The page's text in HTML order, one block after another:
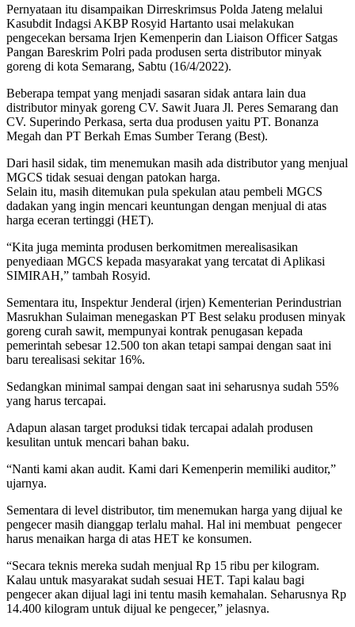
Pernyataan itu disampaikan Dirreskrimsus Polda Jateng melalui
Kasubdit Indagsi AKBP Rosyid Hartanto usai melakukan
pengecekan bersama Irjen Kemenperin dan Liaison Officer Satgas
Pangan Bareskrim Polri pada produsen serta distributor minyak
goreng di kota Semarang, Sabtu (16/4/2022).
Beberapa tempat yang menjadi sasaran sidak antara lain dua
distributor minyak goreng CV. Sawit Juara Jl. Peres Semarang dan
CV. Superindo Perkasa, serta dua produsen yaitu PT. Bonanza
Megah dan PT Berkah Emas Sumber Terang (Best).
Dari hasil sidak, tim menemukan masih ada distributor yang menjual
MGCS tidak sesuai dengan patokan harga.
Selain itu, masih ditemukan pula spekulan atau pembeli MGCS
dadakan yang ingin mencari keuntungan dengan menjual di atas
harga eceran tertinggi (HET).
“Kita juga meminta produsen berkomitmen merealisasikan
penyediaan MGCS kepada masyarakat yang tercatat di Aplikasi
SIMIRAH,” tambah Rosyid.
Sementara itu, Inspektur Jenderal (irjen) Kementerian Perindustrian
Masrukhan Sulaiman menegaskan PT Best selaku produsen minyak
goreng curah sawit, mempunyai kontrak penugasan kepada
pemerintah sebesar 12.500 ton akan tetapi sampai dengan saat ini
baru terealisasi sekitar 16%.
Sedangkan minimal sampai dengan saat ini seharusnya sudah 55%
yang harus tercapai.
Adapun alasan target produksi tidak tercapai adalah produsen
kesulitan untuk mencari bahan baku.
“Nanti kami akan audit. Kami dari Kemenperin memiliki auditor,”
ujarnya.
Sementara di level distributor, tim menemukan harga yang dijual ke
pengecer masih dianggap terlalu mahal. Hal ini membuat pengecer
harus menaikan harga di atas HET ke konsumen.
“Secara teknis mereka sudah menjual Rp 15 ribu per kilogram.
Kalau untuk masyarakat sudah sesuai HET. Tapi kalau bagi
pengecer akan dijual lagi ini tentu masih kemahalan. Seharusnya Rp
14.400 kilogram untuk dijual ke pengecer,” jelasnya.